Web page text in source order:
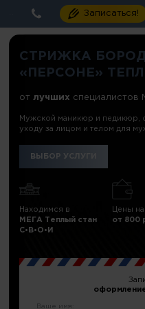
Записаться!
СТРИЖКА
«ПЕРСОНЕ»
от лучших специалистов
Мужской маникюр и педикюр,
уходу за лицом и телом для
ВЫБОР УСЛУГИ
Находимся в
МЕГА Теплый стан
C•В•О•И
Цены на
от 800
Ваше имя: